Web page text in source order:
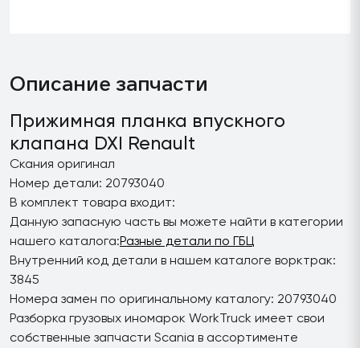
Описание запчасти
Прижимная планка впускного
клапана DXI Renault
Скания оригинал
Номер детали: 20793040
В комплект товара входит:
Данную запасную часть вы можете найти в категории
нашего каталога:Разные детали по ГБЦ
Внутренний код детали в нашем каталоге ворктрак:
3845
Номера замен по оригинальному каталогу: 20793040
Разборка грузовых иномарок WorkTruck имеет свои
собственные запчасти Scania в ассортименте